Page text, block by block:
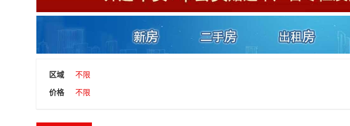
区域 不限
价格 不限